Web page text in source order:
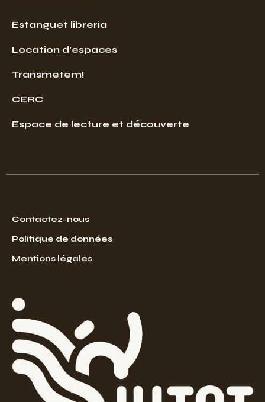
Estanguet libreria
Location d’espaces
Transmetem!
CERC
Espace de lecture et découverte
Contactez-nous
Politique de données
Mentions légales